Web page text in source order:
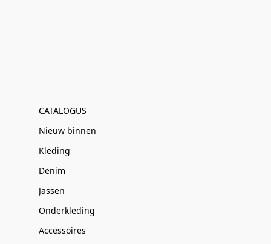
CATALOGUS
Nieuw binnen
Kleding
Denim
Jassen
Onderkleding
Accessoires